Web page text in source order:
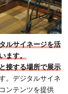
ルサイネージを活
ます。
接する場所で展示
。デジタルサイネ
ンテンツを提供